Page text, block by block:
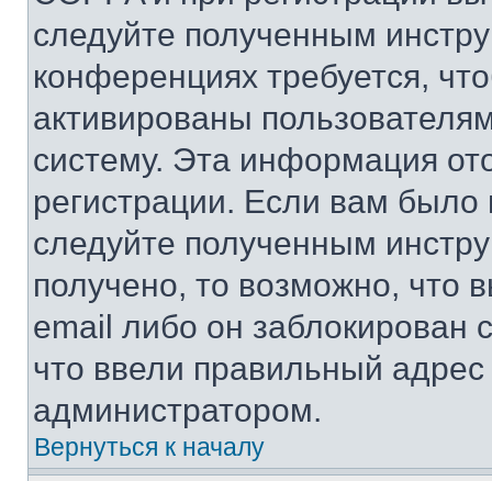
следуйте полученным
конференциях требуется,
активированы
систему. Эта информация
регистрации. Если вам
следуйте полученным
получено, то возможно, что
email либо он
что ввели правильный адрес
администратором.
Вернуться к началу